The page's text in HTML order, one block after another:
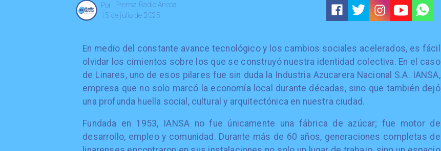
Prensa Radio Ancoa
Por
15 de julio de 2025
En medio del constante avance tecnológico y los cambios sociales acelerados, es fácil
olvidar los cimientos sobre los que se construyó nuestra identidad colectiva. En el caso
de Linares, uno de esos pilares fue sin duda la Industria Azucarera Nacional S.A. IANSA,
empresa que no solo marcó la economía local durante décadas, sino que también dejó
una profunda huella social, cultural y arquitectónica en nuestra ciudad.
Fundada en 1953, IANSA no fue únicamente una fábrica de azúcar; fue motor de
desarrollo, empleo y comunidad. Durante más de 60 años, generaciones completas de